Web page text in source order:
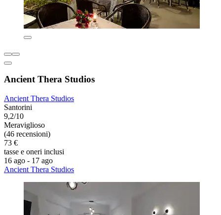
Ancient Thera Studios
Ancient Thera Studios
Santorini
9,2/10
Meraviglioso
(46 recensioni)
73 €
tasse e oneri inclusi
16 ago - 17 ago
Ancient Thera Studios